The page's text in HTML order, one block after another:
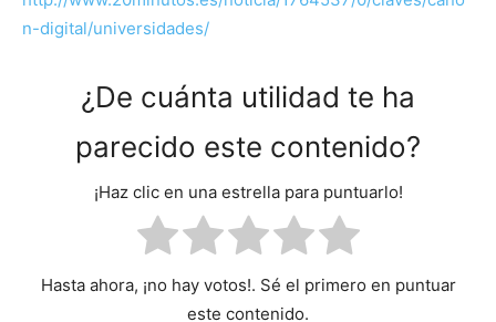
n-digital/universidades/
¿De cuánta utilidad te ha
parecido este contenido?
¡Haz clic en una estrella para puntuarlo!
Hasta ahora, ¡no hay votos!. Sé el primero en puntuar
este contenido.